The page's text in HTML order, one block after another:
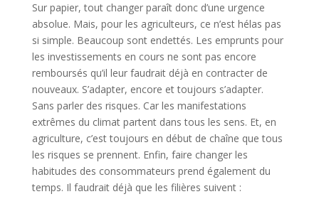
Sur papier, tout changer paraît donc d’une urgence
absolue. Mais, pour les agriculteurs, ce n’est hélas pas
si simple. Beaucoup sont endettés. Les emprunts pour
les investissements en cours ne sont pas encore
remboursés qu’il leur faudrait déjà en contracter de
nouveaux. S’adapter, encore et toujours s’adapter.
Sans parler des risques. Car les manifestations
extrêmes du climat partent dans tous les sens. Et, en
agriculture, c’est toujours en début de chaîne que tous
les risques se prennent. Enfin, faire changer les
habitudes des consommateurs prend également du
temps. Il faudrait déjà que les filières suivent :